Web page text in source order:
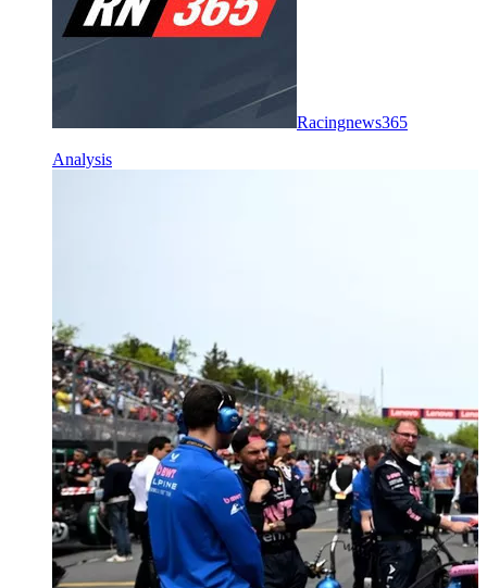
Racingnews365
Analysis